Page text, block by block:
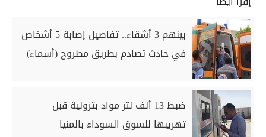
بينهم 3 أشقاء.. تفاصيل إصابة 5 أشخاص
في حادث تصادم بطريق مطروح (أسماء)
ضبط 13 ألف لتر مواد بترولية قبل
تهريبها للسوق السوداء بالمنيا